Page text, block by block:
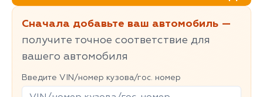
Сначала добавьте ваш автомобиль —
получите точное соответствие для
вашего автомобиля
Введите VIN/номер кузова/гос. номер